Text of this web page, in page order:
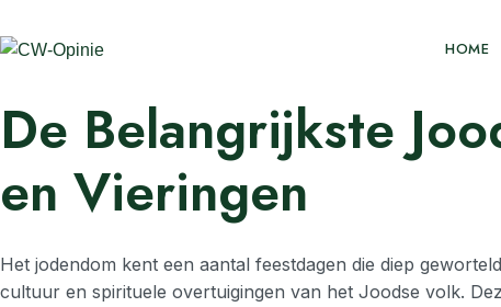
HOME
De Belangrijkste
en Vieringen
Het jodendom kent een aantal feestdagen die diep
cultuur en spirituele overtuigingen van het Joodse volk.